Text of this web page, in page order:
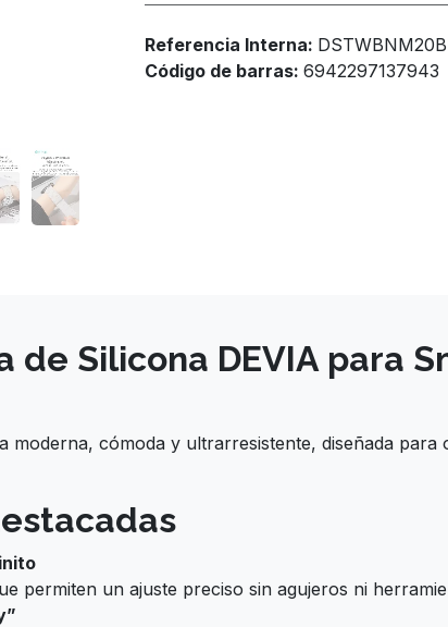
Referencia Interna:
Código de barras: 6942297137943
de Silicona DEVIA para
cómoda y ultrarresistente, diseñada
permiten un ajuste preciso sin agujeros ni